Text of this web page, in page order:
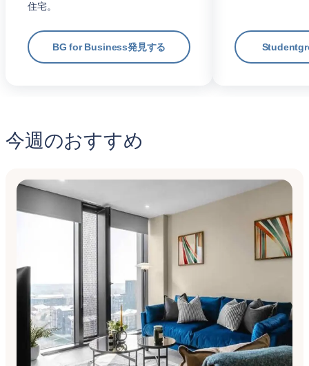
住宅。
BG for Business発見する
今週のおすすめ